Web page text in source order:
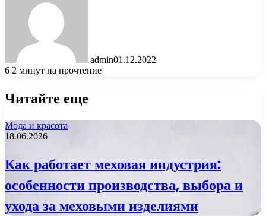
admin01.12.2022
6 2 минут на прочтение
Читайте еще
Мода и красота
18.06.2026
Как работает меховая индустрия:
особенности производства, выбора и
ухода за меховыми изделиями